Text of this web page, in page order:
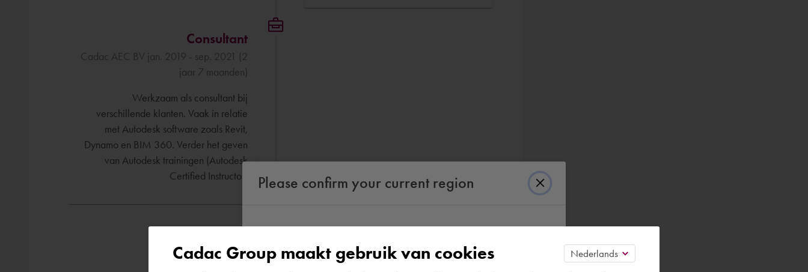
Consultant
Cadac AEC BV jan. 2019 - sep. 2021 (2
jaar 7 maanden)
Werkzaam als consultant bij
verschillende klanten. Vaak in relatie
met Autodesk software zoals Revit,
Dynamo en BIM 360. Verder het geven
van Autodesk trainingen (Autodesk
Certified Instructor)
Zelfstandige okt. 2017 - okt. 2018 (1
Please confirm your current region
According to us you are situated in Rest of the
world. Please confirm in which country you
Cadac Group maakt gebruik van cookies